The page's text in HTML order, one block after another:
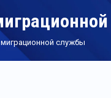
службы